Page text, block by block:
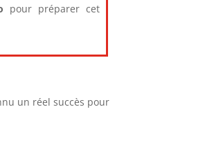
pour préparer cet
un réel succès pour